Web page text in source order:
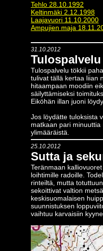
Tehlo 28.10.1992
Keltinmäki 2.12.1998
Laajavuori 11.10.2000
Ampujien maja
31.10.2012
Tulospalvelu tökkii
tulivat tällä kertaa liian
hitaampaan moodiin
säilyttämiseksi
Eiköhän illan juoni
Jos löydätte tuloksista
matkaan pari
ylimääräistä.
25.10.2012
Sutta ja
Teränmaan
loihtimille radoille.
rinteiltä, mutta
sekoittivat valtion
keskisuomalaisen
suunnistuksen
vaihtuu karvaisiin